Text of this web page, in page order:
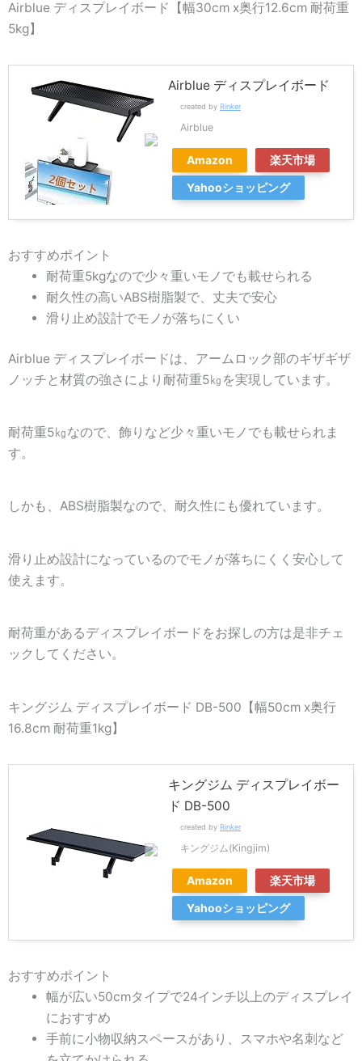
Airblue ディスプレイボード【幅30cm x奥行12.6cm 耐荷重
5kg】
Airblue ディスプレイボード
created by Rinker
Airblue
Amazon
楽天市場
Yahooショッピング
おすすめポイント
耐荷重5kgなので少々重いモノでも載せられる
耐久性の高いABS樹脂製で、丈夫で安心
滑り止め設計でモノが落ちにくい
Airblue ディスプレイボードは、アームロック部のギザギザ
ノッチと材質の強さにより耐荷重5㎏を実現しています。
耐荷重5㎏なので、飾りなど少々重いモノでも載せられま
す。
しかも、ABS樹脂製なので、耐久性にも優れています。
滑り止め設計になっているのでモノが落ちにくく安心して
使えます。
耐荷重があるディスプレイボードをお探しの方は是非チェ
ックしてください。
キングジム ディスプレイボード DB-500【幅50cm x奥行
16.8cm 耐荷重1kg】
キングジム ディスプレイボー
ド DB-500
created by Rinker
キングジム(Kingjim)
Amazon
楽天市場
Yahooショッピング
おすすめポイント
幅が広い50cmタイプで24インチ以上のディスプレイ
におすすめ
手前に小物収納スペースがあり、スマホや名刺など